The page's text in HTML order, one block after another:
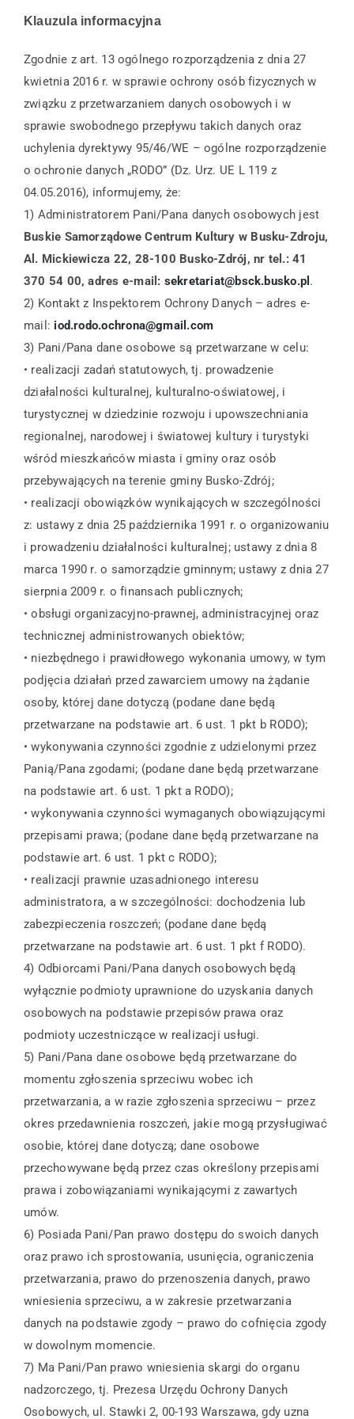
Edukacja
O nas
Klauzula informacyjna
Zgodnie z art. 13 ogólnego rozporządzenia z dnia 27
kwietnia 2016 r. w sprawie ochrony osób fizycznych w
związku z przetwarzaniem danych osobowych i w
sprawie swobodnego przepływu takich danych oraz
uchylenia dyrektywy 95/46/WE – ogólne rozporządzenie
o ochronie danych „RODO” (Dz. Urz. UE L 119 z
04.05.2016), informujemy, że:
1) Administratorem Pani/Pana danych osobowych jest
Buskie Samorządowe Centrum Kultury w Busku-Zdroju,
Al. Mickiewicza 22, 28-100 Busko-Zdrój, nr tel.: 41
370 54 00, adres e-mail: sekretariat@bsck.busko.pl .
2) Kontakt z Inspektorem Ochrony Danych – adres e-
mail: iod.rodo.ochrona@gmail.com
3) Pani/Pana dane osobowe są przetwarzane w celu:
• realizacji zadań statutowych, tj. prowadzenie
działalności kulturalnej, kulturalno-oświatowej, i
turystycznej w dziedzinie rozwoju i upowszechniania
regionalnej, narodowej i światowej kultury i turystyki
wśród mieszkańców miasta i gminy oraz osób
przebywających na terenie gminy Busko-Zdrój;
• realizacji obowiązków wynikających w szczególności
z: ustawy z dnia 25 października 1991 r. o organizowaniu
i prowadzeniu działalności kulturalnej; ustawy z dnia 8
marca 1990 r. o samorządzie gminnym; ustawy z dnia 27
sierpnia 2009 r. o finansach publicznych;
• obsługi organizacyjno-prawnej, administracyjnej oraz
technicznej administrowanych obiektów;
• niezbędnego i prawidłowego wykonania umowy, w tym
podjęcia działań przed zawarciem umowy na żądanie
osoby, której dane dotyczą (podane dane będą
przetwarzane na podstawie art. 6 ust. 1 pkt b RODO);
• wykonywania czynności zgodnie z udzielonymi przez
Panią/Pana zgodami; (podane dane będą przetwarzane
na podstawie art. 6 ust. 1 pkt a RODO);
• wykonywania czynności wymaganych obowiązującymi
przepisami prawa; (podane dane będą przetwarzane na
podstawie art. 6 ust. 1 pkt c RODO);
• realizacji prawnie uzasadnionego interesu
administratora, a w szczególności: dochodzenia lub
zabezpieczenia roszczeń; (podane dane będą
przetwarzane na podstawie art. 6 ust. 1 pkt f RODO).
4) Odbiorcami Pani/Pana danych osobowych będą
wyłącznie podmioty uprawnione do uzyskania danych
osobowych na podstawie przepisów prawa oraz
podmioty uczestniczące w realizacji usługi.
5) Pani/Pana dane osobowe będą przetwarzane do
momentu zgłoszenia sprzeciwu wobec ich
przetwarzania, a w razie zgłoszenia sprzeciwu – przez
okres przedawnienia roszczeń, jakie mogą przysługiwać
osobie, której dane dotyczą; dane osobowe
przechowywane będą przez czas określony przepisami
prawa i zobowiązaniami wynikającymi z zawartych
umów.
6) Posiada Pani/Pan prawo dostępu do swoich danych
oraz prawo ich sprostowania, usunięcia, ograniczenia
przetwarzania, prawo do przenoszenia danych, prawo
wniesienia sprzeciwu, a w zakresie przetwarzania
danych na podstawie zgody – prawo do cofnięcia zgody
w dowolnym momencie.
7) Ma Pani/Pan prawo wniesienia skargi do organu
nadzorczego, tj. Prezesa Urzędu Ochrony Danych
Osobowych, ul. Stawki 2, 00-193 Warszawa, gdy uzna